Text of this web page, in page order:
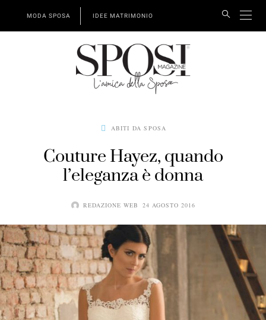
MODA SPOSA IDEE MATRIMONIO
ABITI DA SPOSA
Couture Hayez, quando
l’eleganza è donna
REDAZIONE WEB 24 AGOSTO 2016